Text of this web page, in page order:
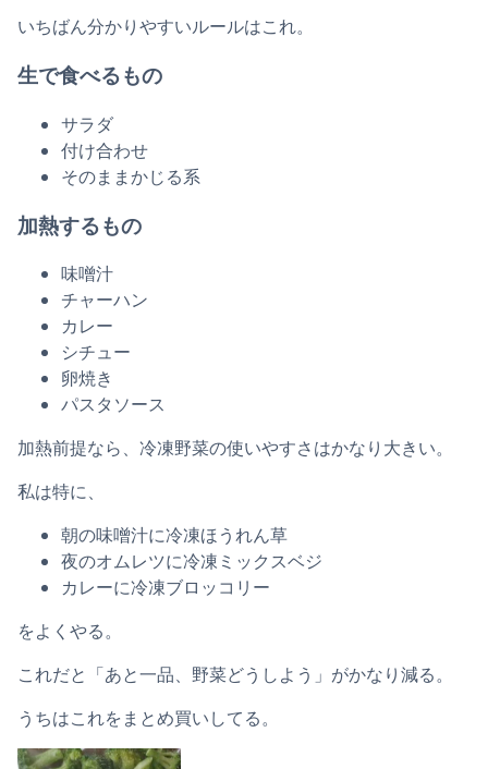
いちばん分かりやすいルールはこれ。
生で食べるもの
サラダ
付け合わせ
そのままかじる系
加熱するもの
味噌汁
チャーハン
カレー
シチュー
卵焼き
パスタソース
加熱前提なら、冷凍野菜の使いやすさはかなり大きい。
私は特に、
朝の味噌汁に冷凍ほうれん草
夜のオムレツに冷凍ミックスベジ
カレーに冷凍ブロッコリー
をよくやる。
これだと「あと一品、野菜どうしよう」がかなり減る。
うちはこれをまとめ買いしてる。
【冷凍野菜】【国産】北海道産ブロッコリー500g【学校給